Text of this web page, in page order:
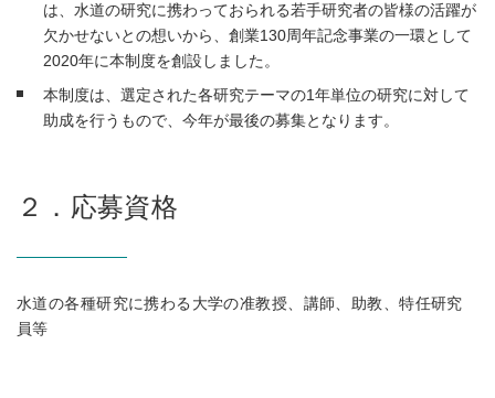
は、水道の研究に携わっておられる若手研究者の皆様の活躍が
欠かせないとの想いから、創業130周年記念事業の一環として
2020年に本制度を創設しました。
本制度は、選定された各研究テーマの1年単位の研究に対して
助成を行うもので、今年が最後の募集となります。
２．応募資格
水道の各種研究に携わる大学の准教授、講師、助教、特任研究
員等